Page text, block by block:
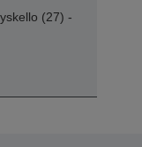
(27) -